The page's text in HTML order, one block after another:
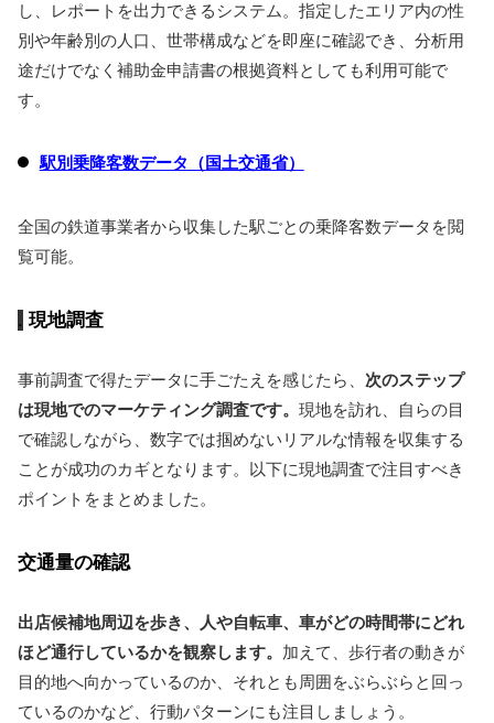
し、レポートを出力できるシステム。指定したエリア内の性
別や年齢別の人口、世帯構成などを即座に確認でき、分析用
途だけでなく補助金申請書の根拠資料としても利用可能で
す。
駅別乗降客数データ（国土交通省）
全国の鉄道事業者から収集した駅ごとの乗降客数データを閲
覧可能。
現地調査
事前調査で得たデータに手ごたえを感じたら、 次のステップ
は現地でのマーケティング調査です。 現地を訪れ、自らの目
で確認しながら、数字では掴めないリアルな情報を収集する
ことが成功のカギとなります。以下に現地調査で注目すべき
ポイントをまとめました。
交通量の確認
出店候補地周辺を歩き、人や自転車、車がどの時間帯にどれ
ほど通行しているかを観察します。 加えて、歩行者の動きが
目的地へ向かっているのか、それとも周囲をぶらぶらと回っ
ているのかなど、行動パターンにも注目しましょう。